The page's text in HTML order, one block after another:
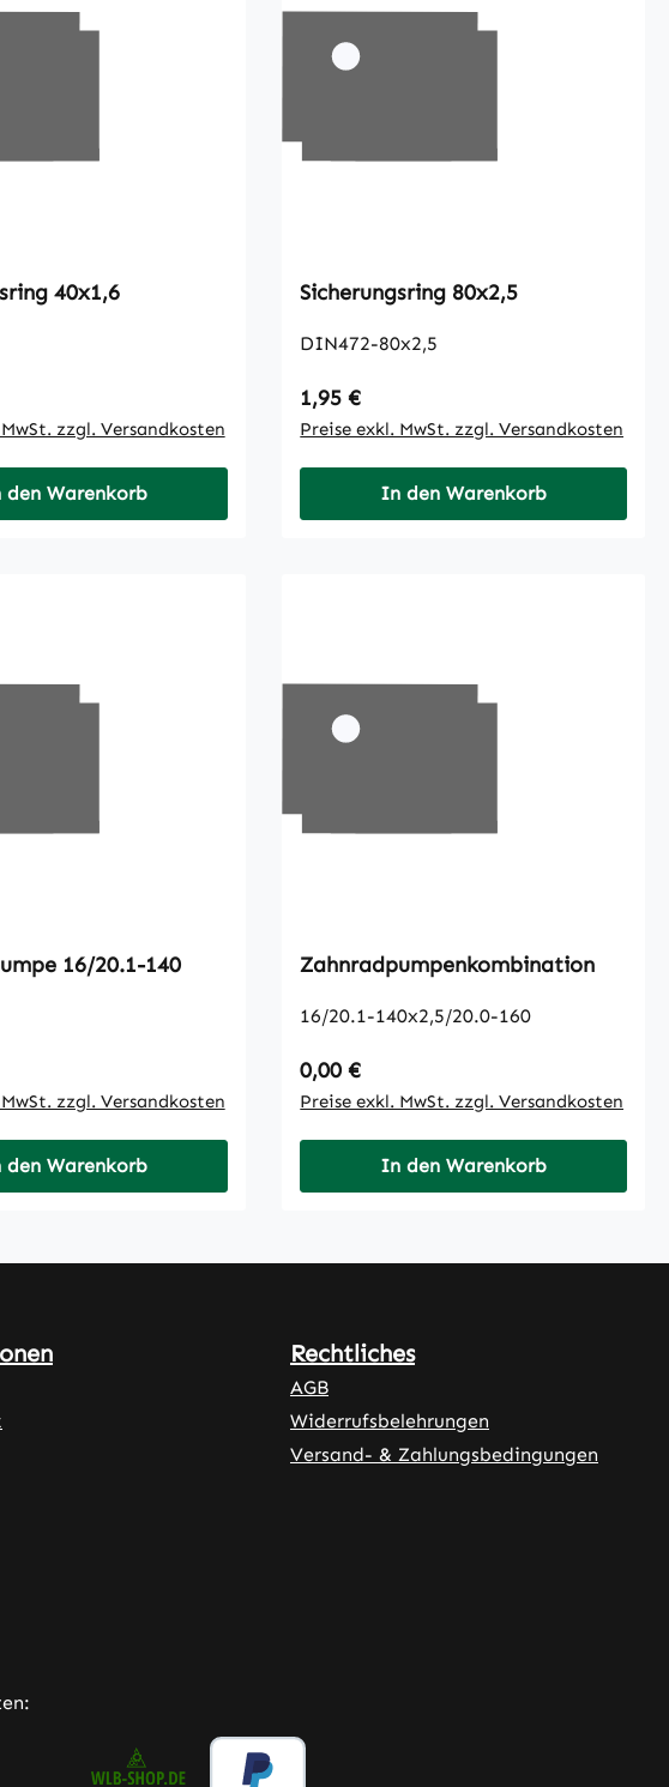
Sicherungsring 40x1,6
zzgl. Versandkosten
den Warenkorb
Sicherungsring 80x2,5
DIN472-80x2,5
Regulärer Preis:
1,95 €
Preise exkl. MwSt. zzgl. Versandkosten
In den Warenkorb
16/20.1-140
zzgl. Versandkosten
den Warenkorb
Zahnradpumpenkombination
16/20.1-140x2,5/20.0-160
Regulärer Preis:
0,00 €
Preise exkl. MwSt. zzgl. Versandkosten
In den Warenkorb
Rechtliches
AGB
Widerrufsbelehrungen
Versand- & Zahlungsbedingungen